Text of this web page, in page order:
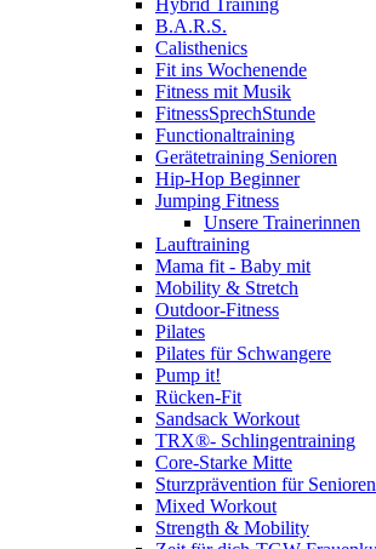
Hybrid Training
B.A.R.S.
Calisthenics
Fit ins Wochenende
Fitness mit Musik
FitnessSprechStunde
Functionaltraining
Gerätetraining Senioren
Hip-Hop Beginner
Jumping Fitness
Unsere Trainerinnen
Lauftraining
Mama fit - Baby mit
Mobility & Stretch
Outdoor-Fitness
Pilates
Pilates für Schwangere
Pump it!
Rücken-Fit
Sandsack Workout
TRX®- Schlingentraining
Core-Starke Mitte
Sturzprävention für Senioren
Mixed Workout
Strength & Mobility